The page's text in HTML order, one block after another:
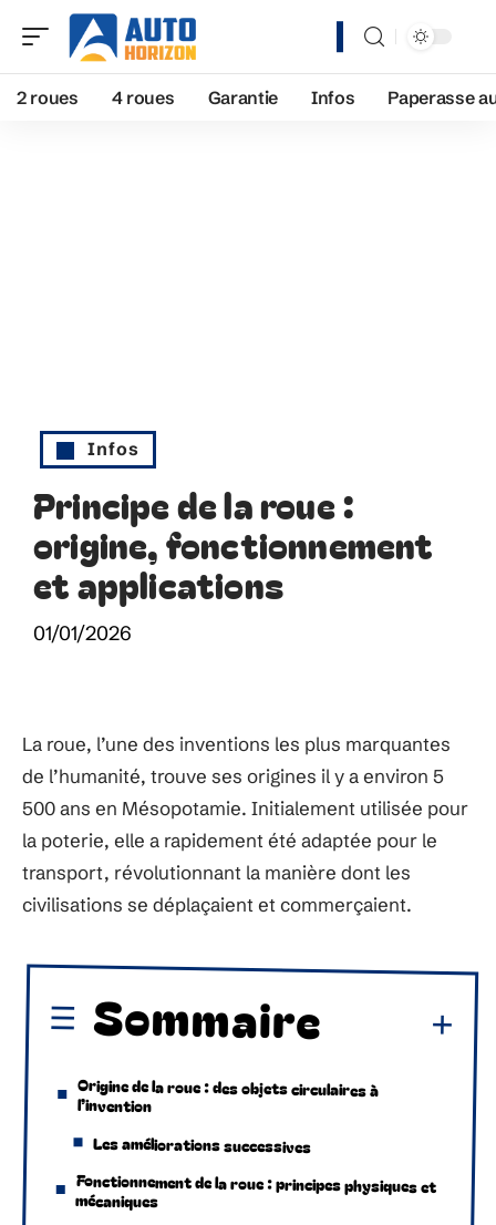
2 roues 4 roues Garantie Infos Paperasse
Infos
Principe de la roue :
origine, fonctionnement
et applications
01/01/2026
La roue, l’une des inventions les plus marquantes
de l’humanité, trouve ses origines il y a environ 5
500 ans en Mésopotamie. Initialement utilisée pour
la poterie, elle a rapidement été adaptée pour le
transport, révolutionnant la manière dont les
civilisations se déplaçaient et commerçaient.
Sommaire
Origine de la roue : des objets circulaires à
l’invention
Les améliorations successives
Fonctionnement de la roue : principes physiques et
mécaniques